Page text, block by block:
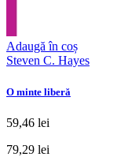
Adaugă în coș
Steven C. Hayes
O minte liberă
59,46 lei
79,29 lei